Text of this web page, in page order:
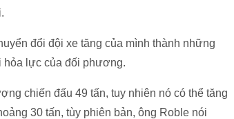
đổi đội xe tăng của mình thành những
hỏa lực của đối phương.
chiến đấu 49 tấn, tuy nhiên nó có thể tăng
30 tấn, tùy phiên bản, ông Roble nói